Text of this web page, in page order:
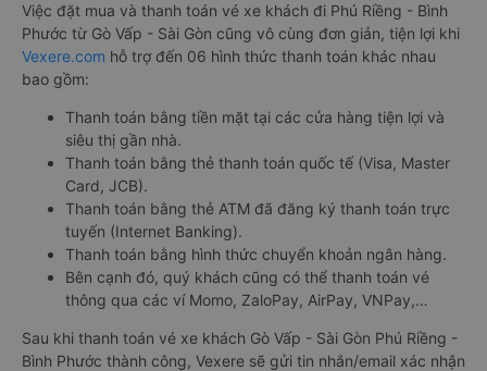
Việc đặt mua và thanh toán vé xe khách đi Phú Riềng - Bình
Phước từ Gò Vấp - Sài Gòn cũng vô cùng đơn giản, tiện lợi khi
Vexere.com hỗ trợ đến 06 hình thức thanh toán khác nhau
bao gồm:
Thanh toán bằng tiền mặt tại các cửa hàng tiện lợi và
siêu thị gần nhà.
Thanh toán bằng thẻ thanh toán quốc tế (Visa, Master
Card, JCB).
Thanh toán bằng thẻ ATM đã đăng ký thanh toán trực
tuyến (Internet Banking).
Thanh toán bằng hình thức chuyển khoản ngân hàng.
Bên cạnh đó, quý khách cũng có thể thanh toán vé
thông qua các ví Momo, ZaloPay, AirPay, VNPay,…
Sau khi thanh toán vé xe khách Gò Vấp - Sài Gòn Phú Riềng -
Bình Phước thành công, Vexere sẽ gửi tin nhắn/email xác nhận